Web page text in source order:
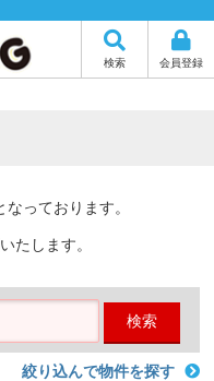
検索 会員登録
っております。
たします。
検索
絞り込んで物件を探す